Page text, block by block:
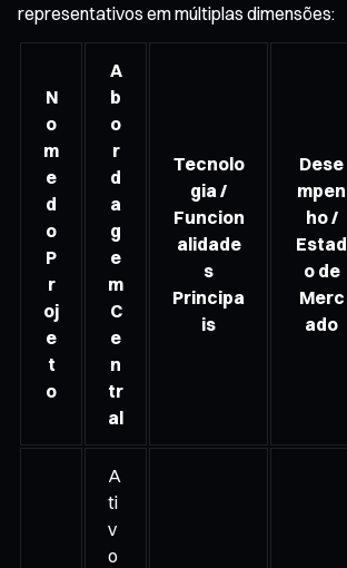
representativos em múltiplas dimensões:
N
o
m
e
d
o
P
r
oj
e
t
o
A
b
o
r
d
a
g
e
m
C
e
n
tr
al
Tecnolo
gia /
Funcion
alidade
s
Principa
is
Dese
mpen
ho /
Estad
o de
Merc
ado
A
ti
v
o